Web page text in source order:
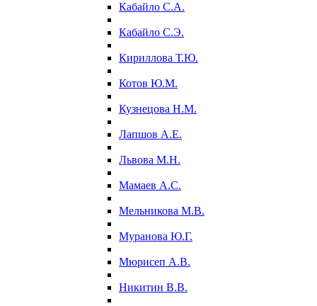
Кабайло С.А.
Кабайло С.Э.
Кириллова Т.Ю.
Котов Ю.М.
Кузнецова Н.М.
Лапшов А.Е.
Львова М.Н.
Мамаев А.С.
Мельникова М.В.
Муранова Ю.Г.
Мюрисеп А.В.
Никитин В.В.